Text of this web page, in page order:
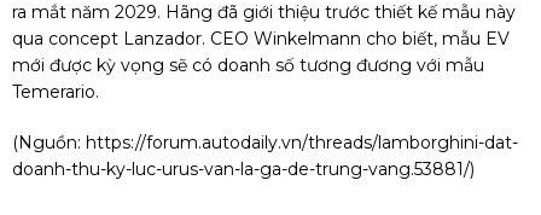
ra mắt năm 2029. Hãng đã giới thiệu trước thiết kế mẫu này
qua concept Lanzador. CEO Winkelmann cho biết, mẫu EV
mới được kỳ vọng sẽ có doanh số tương đương với mẫu
Temerario.
(Nguồn: https://forum.autodaily.vn/threads/lamborghini-dat-
doanh-thu-ky-luc-urus-van-la-ga-de-trung-vang.53881/)